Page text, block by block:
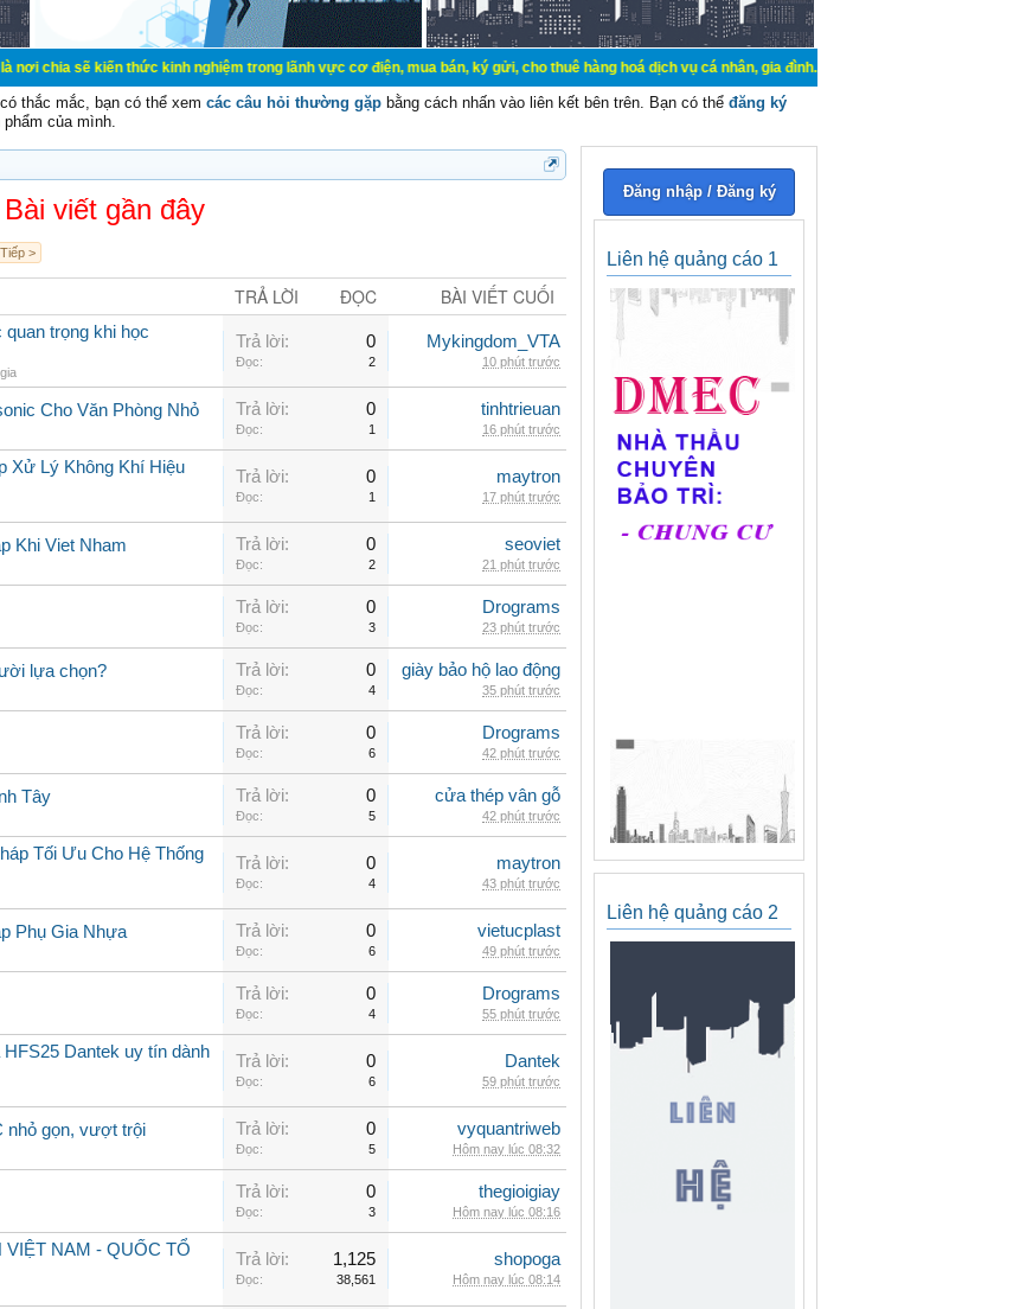
kiến thức kinh nghiệm trong lãnh vực cơ điện, mua bán, ký gửi, cho thuê hàng hoá dịch vụ cá nhân, gia đình. Mua bán, ký gửi, cho thuê thiết bị hệ
thắc mắc, bạn có thể xem các câu hỏi thường gặp bằng cách nhấn vào liên kết bên trên. Bạn có thể đăng ký
phẩm của mình.
Bài viết gần đây
Tiếp >
TRẢ LỜI ĐỌC BÀI VIẾT CUỐI
trọng khi học
Trả lời: 0
Đọc: 2
Mykingdom_VTA
10 phút trước
Cho Văn Phòng Nhỏ Trả lời: 0
Đọc: 1
tinhtrieuan
16 phút trước
Xử Lý Không Khí Hiệu
Trả lời: 0
Đọc: 1
maytron
17 phút trước
Khi Viet Nham Trả lời: 0
Đọc: 2
seoviet
21 phút trước
Trả lời: 0
Đọc: 3
Drograms
23 phút trước
lựa chọn? Trả lời: 0
Đọc: 4
giày bảo hộ lao động
35 phút trước
Trả lời: 0
Đọc: 6
Drograms
42 phút trước
Tây Trả lời: 0
Đọc: 5
cửa thép vân gỗ
42 phút trước
Tối Ưu Cho Hệ Thống
Trả lời: 0
Đọc: 4
maytron
43 phút trước
Phụ Gia Nhựa Trả lời: 0
Đọc: 6
vietucplast
49 phút trước
Trả lời: 0
Đọc: 4
Drograms
55 phút trước
Dantek uy tín dành
Trả lời: 0
Đọc: 6
Dantek
59 phút trước
nhỏ gọn, vượt trội Trả lời: 0
Đọc: 5
vyquantriweb
Hôm nay lúc 08:32
Trả lời: 0
Đọc: 3
thegioigiay
Hôm nay lúc 08:16
NAM - QUỐC TỔ
Trả lời: 1,125
Đọc: 38,561
shopoga
Hôm nay lúc 08:14
Đăng nhập / Đăng ký
Liên hệ quảng cáo 1
Liên hệ quảng cáo 2